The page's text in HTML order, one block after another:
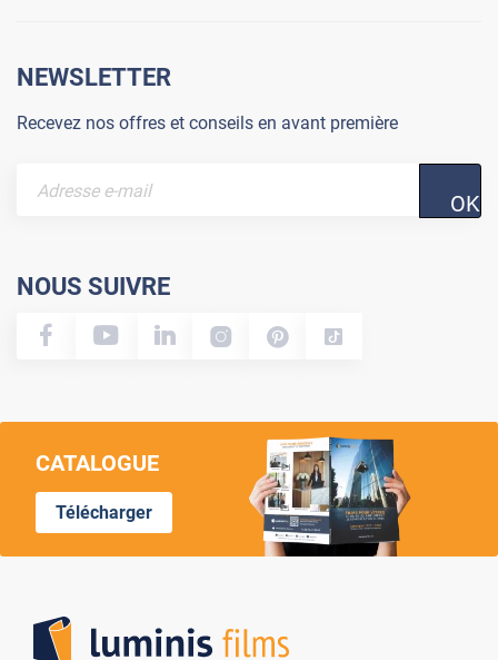
NEWSLETTER
Recevez nos offres et conseils en avant première
OK
NOUS SUIVRE
CATALOGUE
Télécharger